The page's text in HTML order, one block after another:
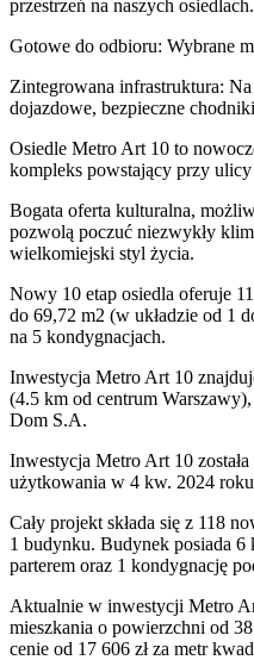
przestrzeń na naszych osiedlach.
Gotowe do odbioru: Wybrane
Zintegrowana infrastruktura:
dojazdowe, bezpieczne
Osiedle Metro Art 10 to
kompleks powstający przy
Bogata oferta kulturalna,
pozwolą poczuć niezwykły
wielkomiejski styl życia.
Nowy 10 etap osiedla oferuje
do 69,72 m2 (w układzie od 1
na 5 kondygnacjach.
Inwestycja Metro Art 10
(4.5 km od centrum
Dom S.A.
Inwestycja Metro Art 10
użytkowania w 4 kw. 2024
Cały projekt składa się z 118
1 budynku. Budynek posiada
parterem oraz 1 kondygnację
Aktualnie w inwestycji Metro
mieszkania o powierzchni od
cenie od 17 606 zł za metr